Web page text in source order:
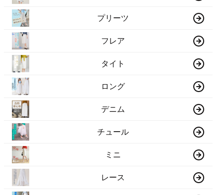
プリーツ
フレア
タイト
ロング
デニム
チュール
ミニ
レース